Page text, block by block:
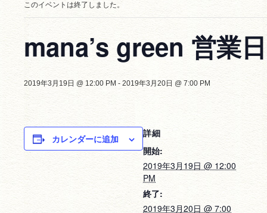
このイベントは終了しました。
mana’s green 営業日
2019年3月19日 @ 12:00 PM - 2019年3月20日 @ 7:00 PM
カレンダーに追加
詳細
開始:
2019年3月19日 @ 12:00
PM
終了:
2019年3月20日 @ 7:00